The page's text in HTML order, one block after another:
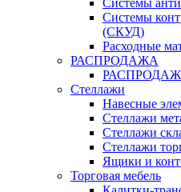
Системы
Системы
(СКУД)
Расходные
РАСПРОДАЖА
Стеллажи
Навесные
Стеллажи
Стеллажи
Стеллажи
Ящики и
Торговая мебель